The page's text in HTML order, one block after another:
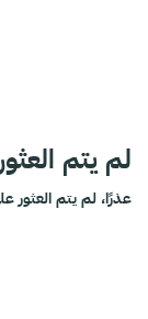
لم يتم
عذرًا، لم يتم العثور